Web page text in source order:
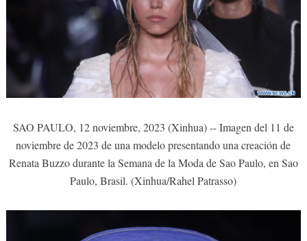
SAO PAULO, 12 noviembre, 2023 (Xinhua) -- Imagen del 11 de
noviembre de 2023 de una modelo presentando una creación de
Renata Buzzo durante la Semana de la Moda de Sao Paulo, en Sao
Paulo, Brasil. (Xinhua/Rahel Patrasso)